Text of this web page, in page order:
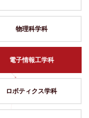
物理科学科
電子情報工学科
ロボティクス学科